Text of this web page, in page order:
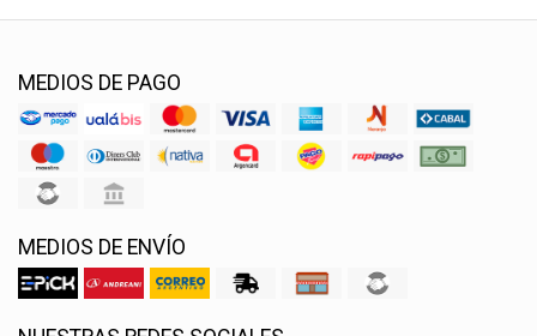
MEDIOS DE PAGO
MEDIOS DE ENVÍO